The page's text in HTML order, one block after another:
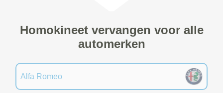
Homokineet vervangen voor alle
automerken
Alfa Romeo